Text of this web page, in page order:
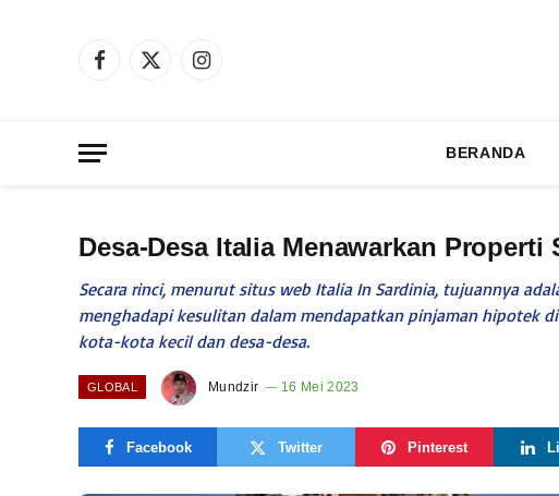
Facebook
X
Instagram
BERANDA
Desa-Desa Italia Menawarkan Properti
Secara rinci, menurut situs web Italia In Sardinia, tujuannya
menghadapi kesulitan dalam mendapatkan pinjaman hipotek
kota-kota kecil dan desa-desa.
GLOBAL Mundzir 16 Mei 2023
Facebook Twitter Pinterest